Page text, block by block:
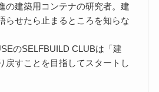
の建築用コンテナの研究者。建
らせたら止まるところを知らな
のSELFBUILD CLUBは「建
戻すことを目指してスタートし